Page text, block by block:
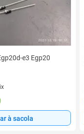
e3 Egp20
à sacola